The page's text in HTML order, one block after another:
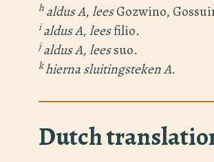
h aldus A, leesGozwino,
ialdus A, leesfilio.
jaldus A, leessuo.
khierna sluitingsteken A.
Dutch